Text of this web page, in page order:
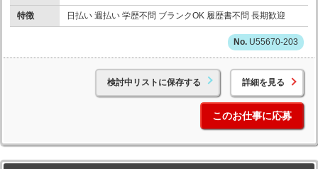
特徴 日払い 週払い 学歴不問 ブランクOK 履歴書不問 長期歓迎
U55670-203
検討中リストに保存する 詳細を見る
このお仕事に応募